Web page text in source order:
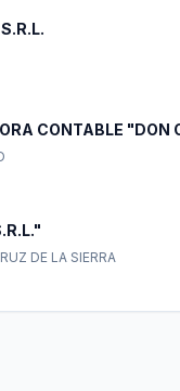
CONTABLE "DON
DE LA SIERRA